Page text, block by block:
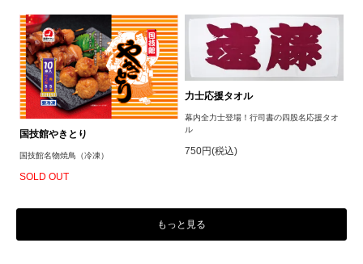
国技館やきとり
国技館名物焼鳥（冷凍）
SOLD OUT
力士応援タオル
幕内全力士登場！行司書の四股名応援タオ
ル
750円(税込)
もっと見る